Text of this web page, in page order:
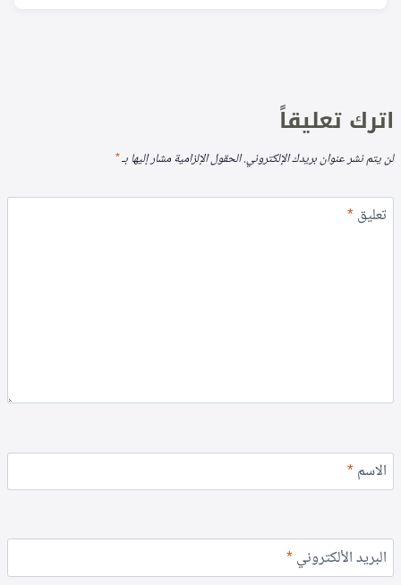
اترك تعليقاً
لن يتم نشر عنوان بريدك الإلكتروني.الحقول الإلزامية مشار إليها بـ*
تعليق*
الاسم*
البريد الألكتروني*